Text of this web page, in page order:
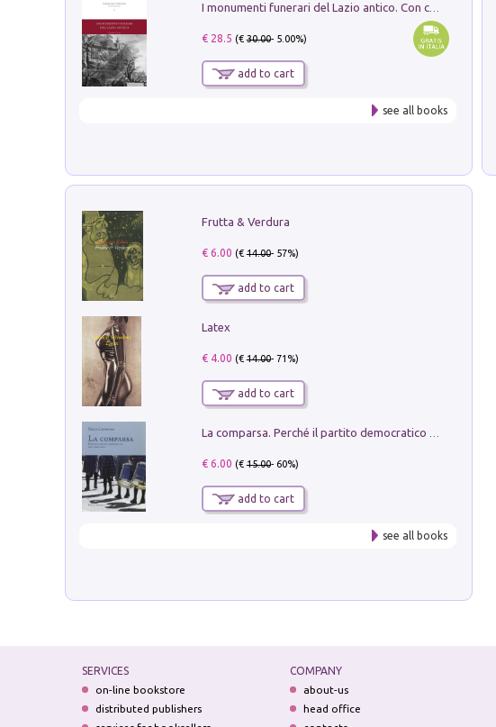
I monumenti funerari del Lazio antico. Con cartella con tavole
€ 28.5 (€30.00- 5.00%)
add to cart
see all books
Frutta & Verdura
€ 6.00 (€14.00- 57%)
add to cart
Latex
€ 4.00 (€14.00- 71%)
add to cart
€ 6.00 (€15.00- 60%)
add to cart
see all books
SERVICES
on-line bookstore
distributed publishers
COMPANY
about-us
head office